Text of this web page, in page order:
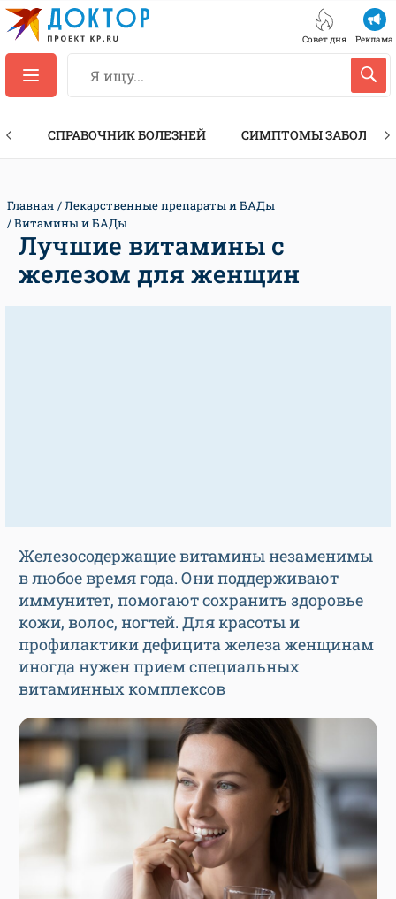
Совет дня Реклама
СПРАВОЧНИК БОЛЕЗНЕЙ СИМПТОМЫ
Главная
Лекарственные препараты и БАДы
Витамины и БАДы
Лучшие витамины с
железом для женщин
Железосодержащие витамины незаменимы
в любое время года. Они поддерживают
иммунитет, помогают сохранить здоровье
кожи, волос, ногтей. Для красоты и
профилактики дефицита железа женщинам
иногда нужен прием специальных
витаминных комплексов